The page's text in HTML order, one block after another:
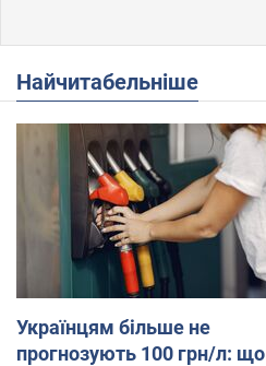
Найчитабельніше
Українцям більше не
прогнозують 100 грн/л: що